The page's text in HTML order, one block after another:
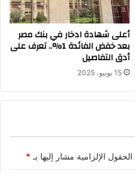
أعلى شهادة ادخار في بنك مصر
بعد خفض الفائدة 1%.. تعرف على
أدق التفاصيل
15 يونيو، 2025
الحقول الإلزامية مشار إليها بـ *